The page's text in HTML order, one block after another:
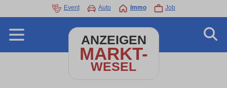
Event Auto Immo Job
ANZEIGEN
MARKT-
WESEL